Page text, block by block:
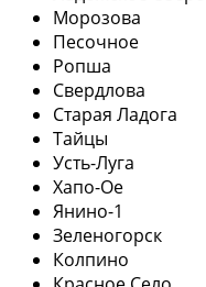
Морозова
Песочное
Ропша
Свердлова
Старая Ладога
Тайцы
Усть-Луга
Хапо-Ое
Янино-1
Зеленогорск
Колпино